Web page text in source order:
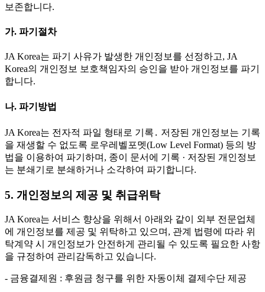
보존합니다.
가. 파기절차
JA Korea는 파기 사유가 발생한 개인정보를 선정하고, JA
Korea의 개인정보 보호책임자의 승인을 받아 개인정보를 파기
합니다.
나. 파기방법
JA Korea는 전자적 파일 형태로 기록․ 저장된 개인정보는 기록
을 재생할 수 없도록 로우레벨포멧(Low Level Format) 등의 방
법을 이용하여 파기하며, 종이 문서에 기록 · 저장된 개인정보
는 분쇄기로 분쇄하거나 소각하여 파기합니다.
5. 개인정보의 제공 및 취급위탁
JA Korea는 서비스 향상을 위해서 아래와 같이 외부 전문업체
에 개인정보를 제공 및 위탁하고 있으며, 관계 법령에 따라 위
탁계약 시 개인정보가 안전하게 관리될 수 있도록 필요한 사항
을 규정하여 관리감독하고 있습니다.
- 금융결제원 : 후원금 청구를 위한 자동이체 결제수단 제공